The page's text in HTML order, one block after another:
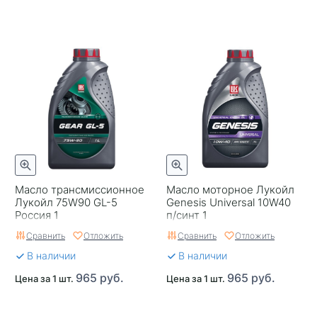
Масло трансмиссионное
Лукойл 75W90 GL-5
Россия 1
Сравнить Отложить
В наличии
Цена за 1 шт. 965 руб.
Масло моторное Лукойл
Genesis Universal 10W40
п/синт 1
Сравнить Отложить
В наличии
Цена за 1 шт. 965 руб.